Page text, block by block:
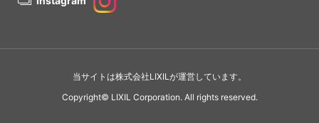
当サイトは株式会社LIXILが運営しています。
Copyright© LIXIL Corporation. All rights reserved.